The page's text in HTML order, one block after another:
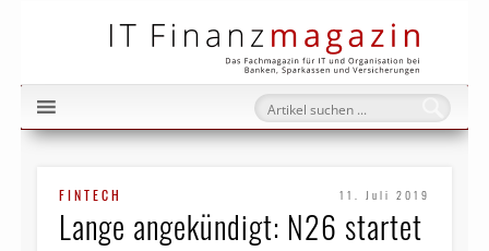
FINTECH 11. Juli 2019
Lange angekündigt: N26 startet